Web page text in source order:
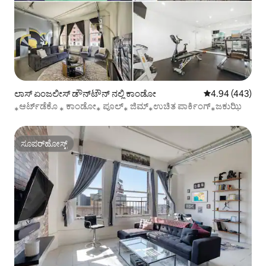
ಲಾಸ್ ಏಂಜಲೀಸ್ ಡೌನ್‌ಟೌನ್ ನಲ್ಲಿ ಕಾಂಡೋ 5 ರಲ್ಲಿ 4.94
4.94 (443)
⁎ಆರ್ಟ್‌ಡೆಕೊ ⁎ ಕಾಂಡೋ⁎ ಪೂಲ್⁎ ಜಿಮ್⁎ಉಚಿತ ಪಾರ್ಕಿಂಗ್⁎ಜಕುಝಿ
ಸೂಪರ್‌ಹೋಸ್ಟ್
ಸೂಪರ್‌ಹೋಸ್ಟ್